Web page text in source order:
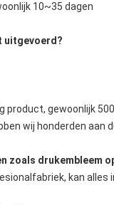
10~35 dagen
uitgevoerd?
product, gewoonlijk
wij honderden aan
zoals drukembleem
kan alles